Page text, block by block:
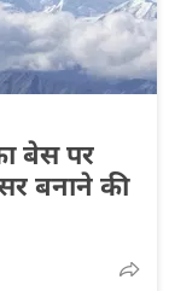
बेस पर
बनाने की